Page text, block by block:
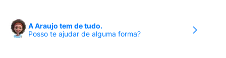
da manhã ou sobremesa, o Nestlé Grego é
uma opção saborosa e nutritiva para qualquer
A Araujo tem de tudo.
Posso te ajudar de alguma forma?